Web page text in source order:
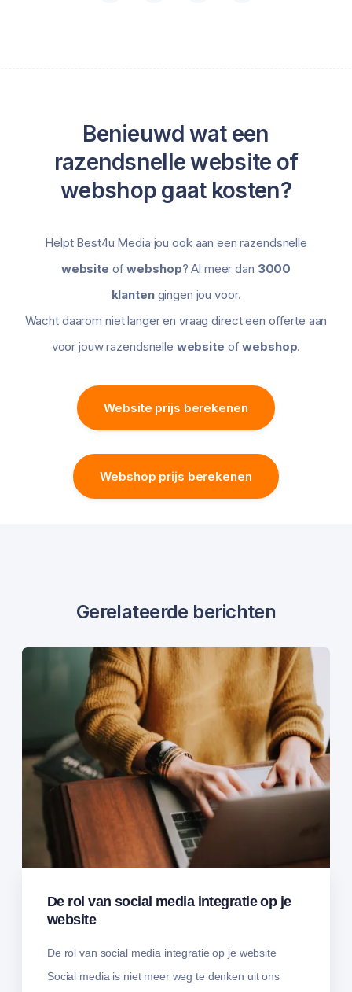
Benieuwd wat een
razendsnelle website of
webshop gaat kosten?
Helpt Best4u Media jou ook aan een razendsnelle
website ofwebshop? Al meer dan 3000
klantengingen jou voor.
Wacht daarom niet langer en vraag direct een offerte aan
voor jouw razendsnelle website ofwebshop.
Website prijs berekenen
Webshop prijs berekenen
Gerelateerde berichten
De rol van social media integratie op je
website
De rol van social media integratie op je website
Social media is niet meer weg te denken uit ons